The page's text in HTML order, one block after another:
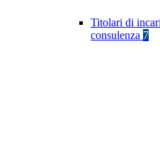
Titolari di
consulenza 7